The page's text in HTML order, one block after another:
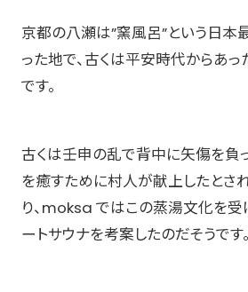
京都の八瀬は”窯風呂”という日本
った地で、古くは平安時代からあ
です。
古くは壬申の乱で背中に⽮傷を負
を癒すために村⼈が献上したとさ
り、moksa ではこの蒸湯⽂化を
ートサウナを考案したのだそうです。